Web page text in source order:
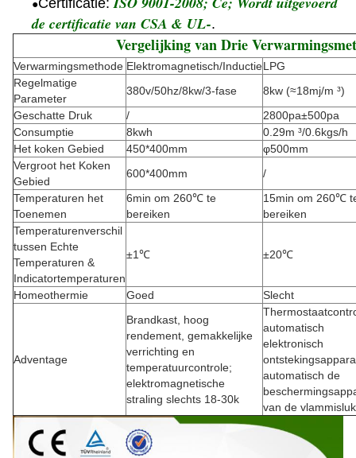
●Certificatie:
de certificatie van CSA & UL-.
Vergelijking van Drie
Verwarmingsmethode Elektromagnetisch/InductieLPG
Regelmatige
Parameter
380v/50hz/8kw/3-fase
8kw (≈18mj/m ³)
Geschatte Druk
/
2800pa±500pa
Consumptie
8kwh
0.29m ³/0.6kgs/h
Het koken Gebied
450*400mm
φ500mm
Vergroot het Koken
Gebied
600*400mm
/
Temperaturen het
Toenemen
6min om 260℃ te
bereiken
15min om 260℃
bereiken
Temperaturenverschil
tussen Echte
Temperaturen &
Indicatortemperaturen
±1℃ ±20℃
Homeothermie Goed Slecht
Adventage
Brandkast, hoog
rendement, gemakkelijke
verrichting en
temperatuurcontrole;
elektromagnetische
straling slechts 18-30k
automatisch
elektronisch
automatisch de
van de